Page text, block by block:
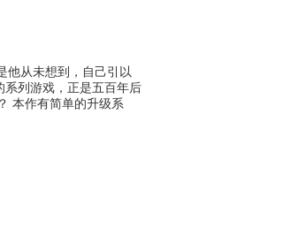
他从未想到，自己引以
系列游戏，正是五百年后
本作有简单的升级系